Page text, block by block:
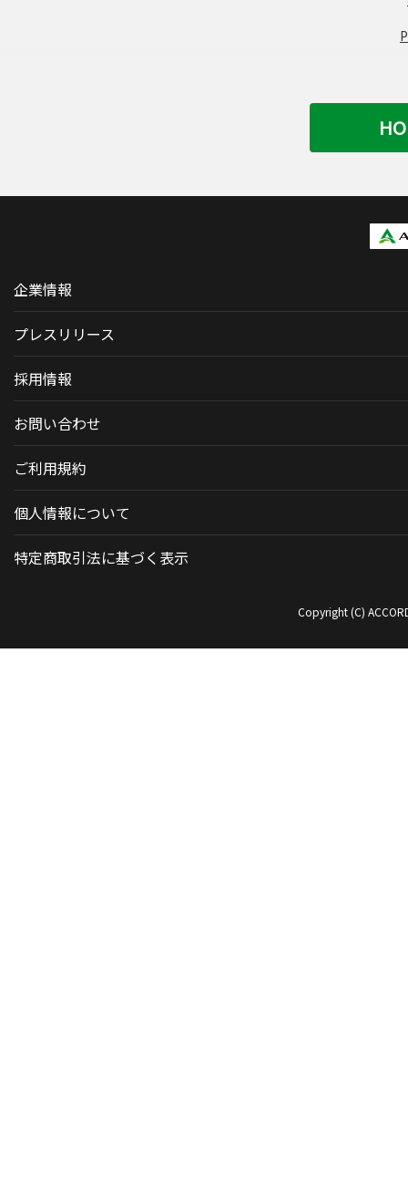
企業情報
プレスリリース
採用情報
お問い合わせ
ご利用規約
個人情報について
特定商取引法に基づく表示
Copyright (C)